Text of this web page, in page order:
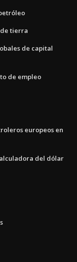
tierra
de capital
de empleo
europeos en
del dólar